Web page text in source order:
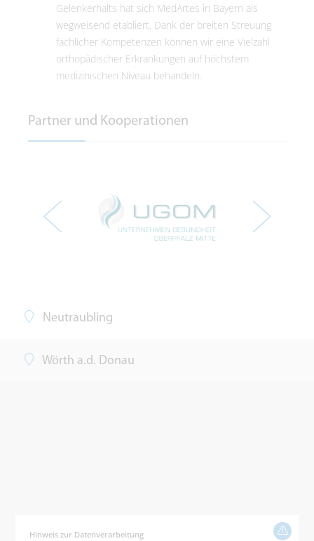
Gelenkerhalts hat sich MedArtes in Bayern als
wegweisend etabliert. Dank der breiten Streuung
fachlicher Kompetenzen können wir eine Vielzahl
orthopädischer Erkrankungen auf höchstem
medizinischen Niveau behandeln.
Partner und Kooperationen
Neutraubling
Wörth a.d. Donau
Hinweis zur Datenverarbeitung